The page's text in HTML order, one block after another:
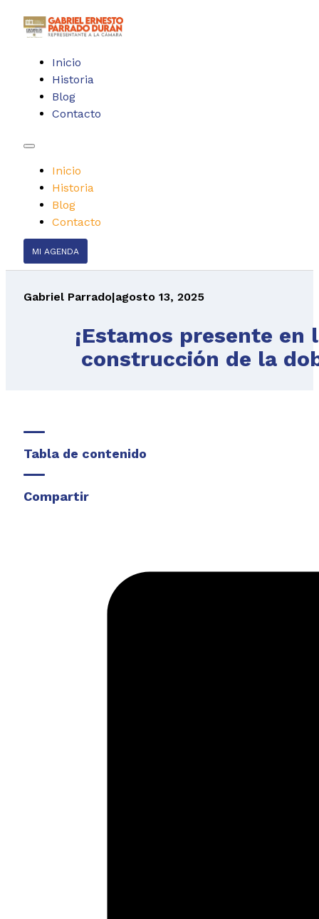
Inicio
Historia
Blog
Contacto
Inicio
Historia
Blog
Contacto
MI AGENDA
Gabriel Parrado|agosto 13, 2025
¡Estamos presente en
construcción de la
Tabla de contenido
Compartir